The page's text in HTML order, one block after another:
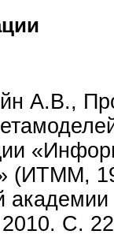
А.В.,
(ИТММ,
С.